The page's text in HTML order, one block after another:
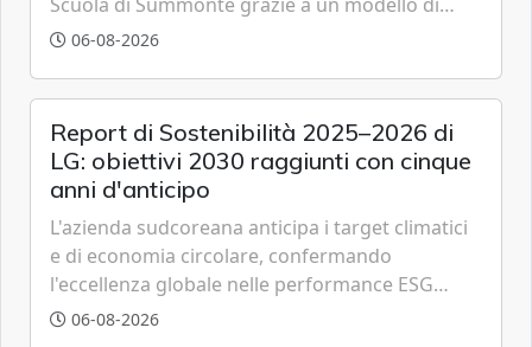
partenariato pubblico-privato e a una rete di
06-08-2026
Report di Sostenibilità 2025–2026 di
LG: obiettivi 2030 raggiunti con cinque
anni d'anticipo
L'azienda sudcoreana anticipa i target climatici
e di economia circolare, confermando
l'eccellenza globale nelle performance ESG
grazie a innovazione, accessibilità e governance
06-08-2026